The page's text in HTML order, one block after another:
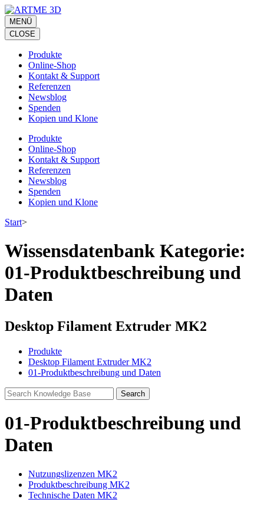
Zum
Inhalt
springen
(Eingabetaste
drücken)
MENÜ
CLOSE
Produkte
Online-Shop
Kontakt & Support
Referenzen
Newsblog
Spenden
Kopien und Klone
Produkte
Online-Shop
Kontakt & Support
Referenzen
Newsblog
Spenden
Kopien und Klone
Start>
Wissensdatenbank Kategorie:
01-Produktbeschreibung und
Daten
Desktop Filament Extruder MK2
Produkte
Desktop Filament Extruder MK2
01-Produktbeschreibung und Daten
01-Produktbeschreibung und
Daten
Nutzungslizenzen MK2
Produktbeschreibung MK2
Technische Daten MK2